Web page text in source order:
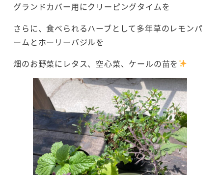
グランドカバー用にクリーピングタイムを
さらに、食べられるハーブとして多年草のレモンパ
ームとホーリーバジルを
畑のお野菜にレタス、空心菜、ケールの苗を